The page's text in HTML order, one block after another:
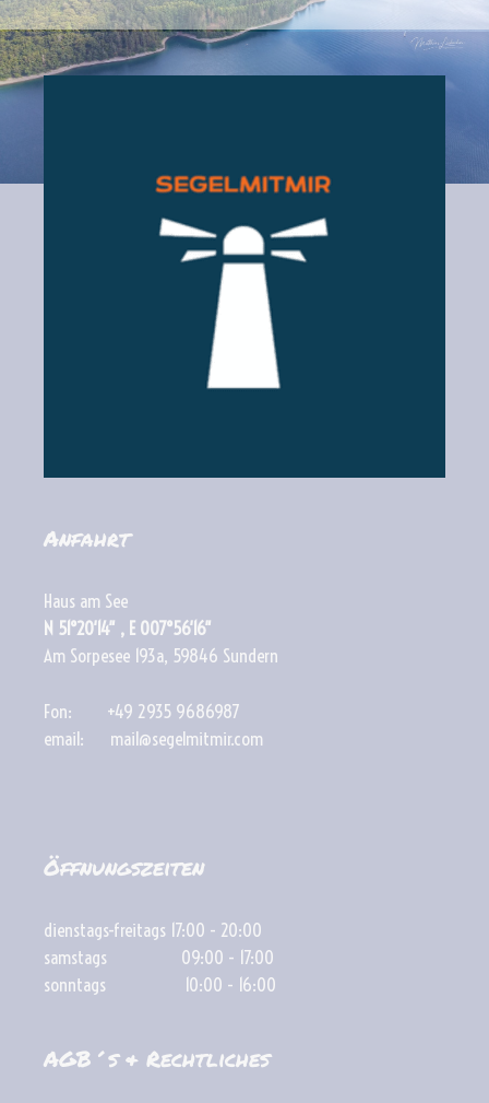
Anfahrt
Haus am See
N 51°20′14″ , E 007°56′16″
Am Sorpesee 193a, 59846 Sundern
Fon: +49 2935 9686987
email: mail@segelmitmir.com
Öffnungszeiten
dienstags-freitags 17:00 - 20:00
samstags 09:00 - 17:00
sonntags 10:00 - 16:00
AGB´s & Rechtliches